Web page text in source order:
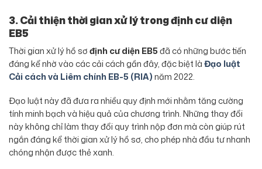
3. Cải thiện thời gian xử lý trong định cư diện
EB5
Thời gian xử lý hồ sơđịnh cư diện EB5đã có những bước tiến
đáng kể nhờ vào các cải cách gần đây, đặc biệt làĐạo luật
Cải cách và Liêm chính EB-5 (RIA)năm 2022.
Đạo luật này đã đưa ra nhiều quy định mới nhằm tăng cường
tính minh bạch và hiệu quả của chương trình. Những thay đổi
này không chỉ làm thay đổi quy trình nộp đơn mà còn giúp rút
ngắn đáng kể thời gian xử lý hồ sơ, cho phép nhà đầu tư nhanh
chóng nhận được thẻ xanh.